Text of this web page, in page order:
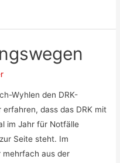
Wyhlen den DRK-
dass das DRK mit
im Jahr für Notfälle
Seite steht. Im
mehrfach aus der